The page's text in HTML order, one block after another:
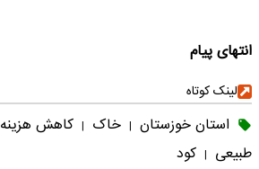
انتهای پیام
لینک کوتاه
استان خوزستان | خاک | کاهش هزینه
طبیعی | کود